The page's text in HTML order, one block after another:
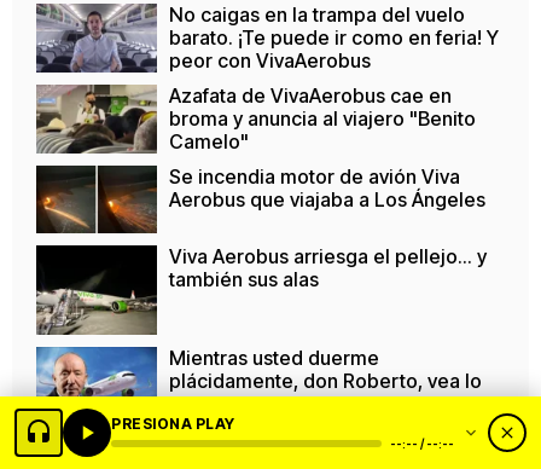
No caigas en la trampa del vuelo
barato. ¡Te puede ir como en feria! Y
peor con VivaAerobus
Azafata de VivaAerobus cae en
broma y anuncia al viajero "Benito
Camelo"
Se incendia motor de avión Viva
Aerobus que viajaba a Los Ángeles
Viva Aerobus arriesga el pellejo... y
también sus alas
Mientras usted duerme
plácidamente, don Roberto, vea lo
que hacen con sus pasajeros
De migrante lavaplatos, a uno de los
PRESIONA PLAY
--:-- / --:--